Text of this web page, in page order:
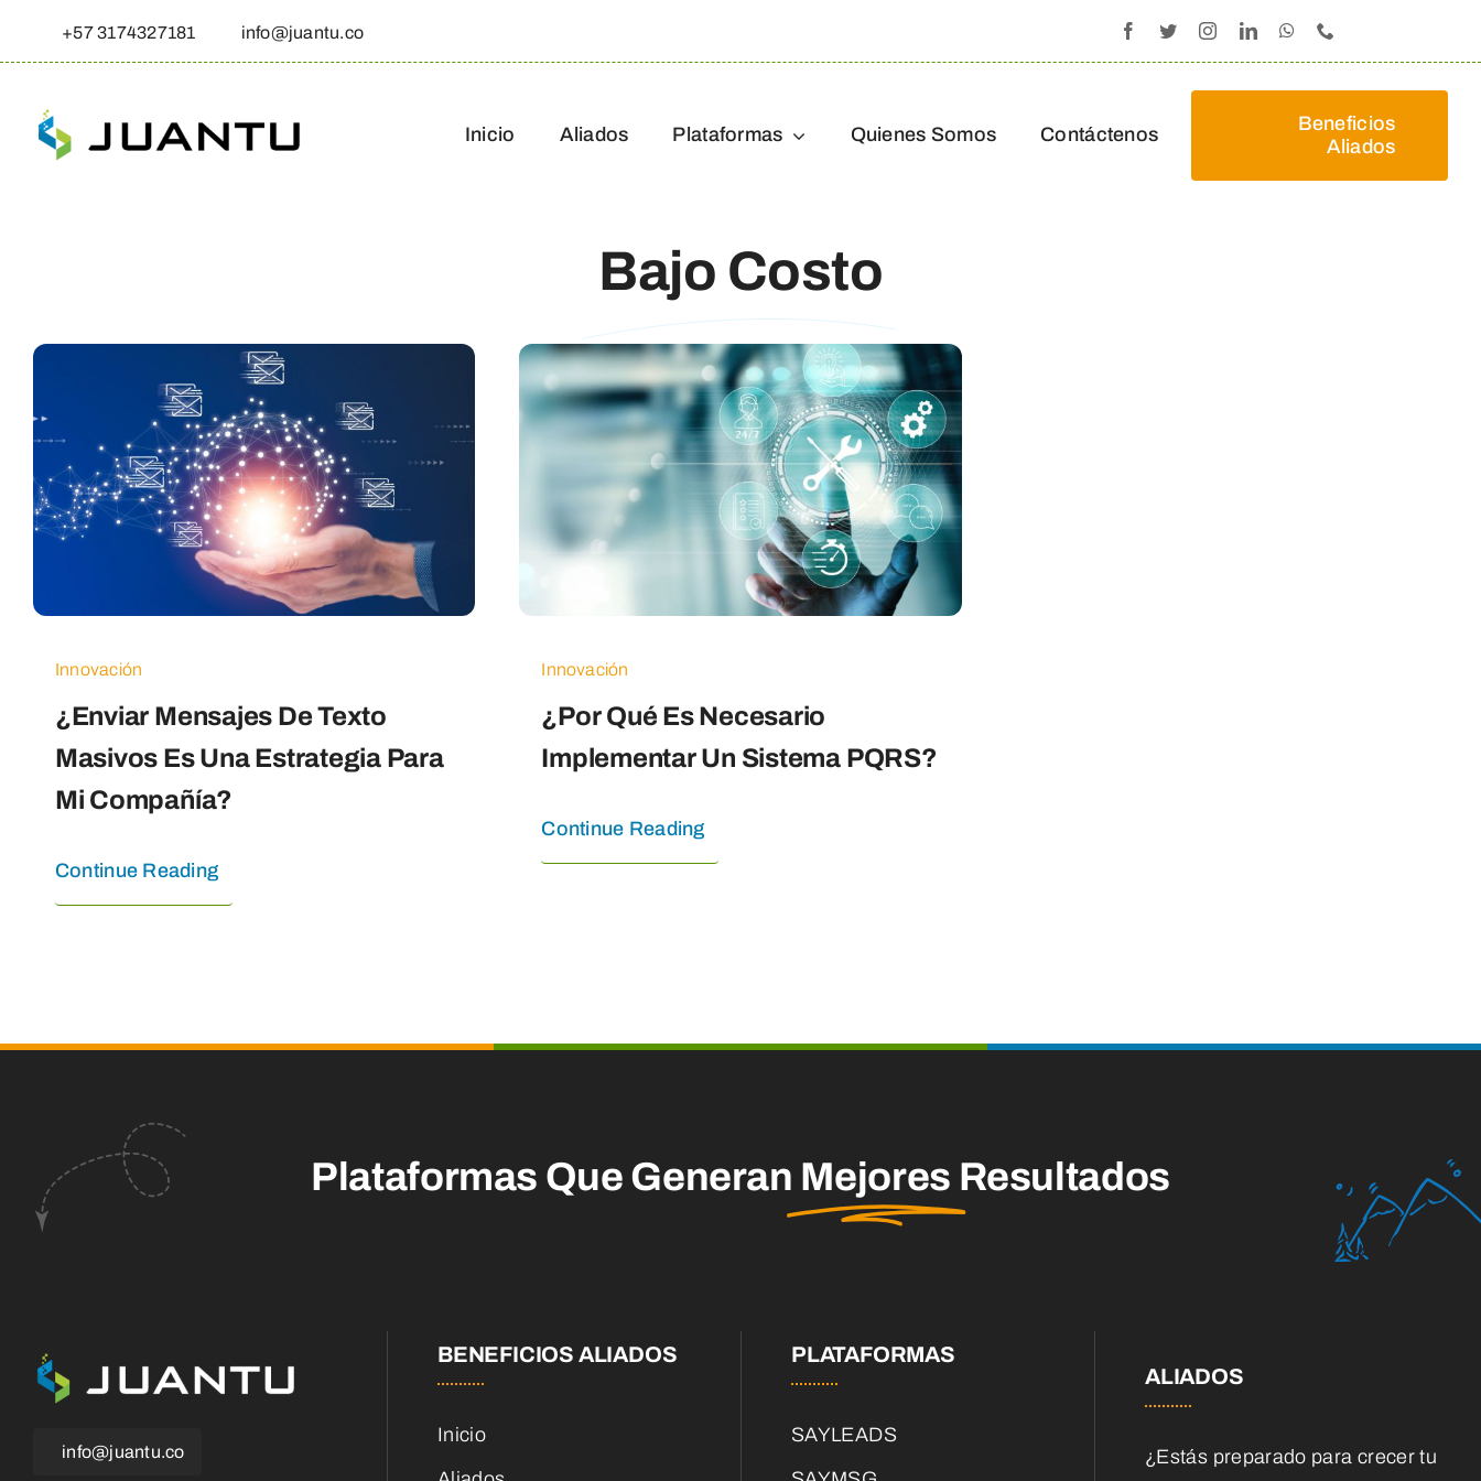
+57 3174327181 info@juantu.co
Inicio Aliados Plataformas Quienes Somos Contáctenos
Beneficios
Aliados
Bajo Costo
Innovación
¿Enviar Mensajes De Texto
Masivos Es Una Estrategia Para
Mi Compañía?
Continue Reading
Innovación
¿Por Qué Es Necesario
Implementar Un Sistema PQRS?
Continue Reading
Plataformas Que Generan Mejores Resultados
info@juantu.co
BENEFICIOS ALIADOS
Inicio
PLATAFORMAS
SAYLEADS
ALIADOS
¿Estás preparado para crecer tu